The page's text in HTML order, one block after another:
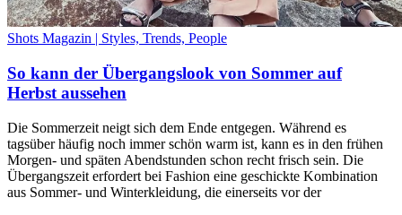
Shots Magazin | Styles, Trends, People
So kann der Übergangslook von Sommer auf
Herbst aussehen
Die Sommerzeit neigt sich dem Ende entgegen. Während es
tagsüber häufig noch immer schön warm ist, kann es in den frühen
Morgen- und späten Abendstunden schon recht frisch sein. Die
Übergangszeit erfordert bei Fashion eine geschickte Kombination
aus Sommer- und Winterkleidung, die einerseits vor der